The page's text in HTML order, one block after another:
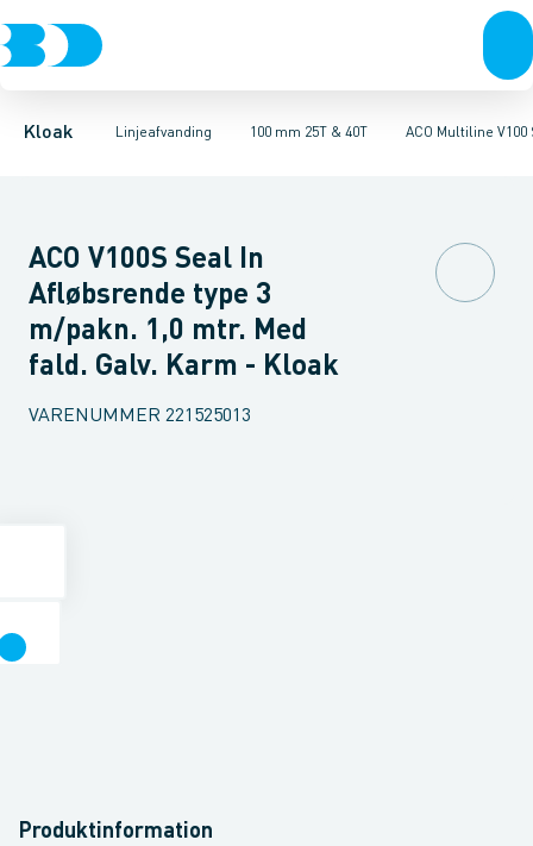
Kloak Linjeafvanding
Rør & fittingsBrøndeBrøndgodsLinjeafvanding Tanke,
100 mm 25T & 40T
100 mm 1,5T, 12,5T & 25T 100 mm 25T & 40T 100 mm 90T 150
ACO Multiline
ULMA MULTIV+ 100. Galvaniseret ULMA MULTIV+ 100.
ACO V100S Seal In
Afløbsrende type 3
m/pakn. 1,0 mtr. Med
fald. Galv. Karm - Kloak
VARENUMMER 221525013
Produktinformation